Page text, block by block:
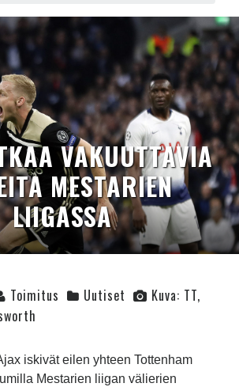
VAKUUTTAVIA
MESTARIEN
LIIGASSA
Toimitus Uutiset
Kuva: TT,
iskivät eilen yhteen Tottenham
Mestarien liigan välierien